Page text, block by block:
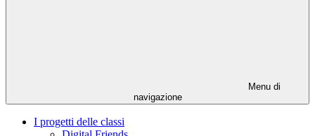
Menu di
navigazione
I progetti delle classi